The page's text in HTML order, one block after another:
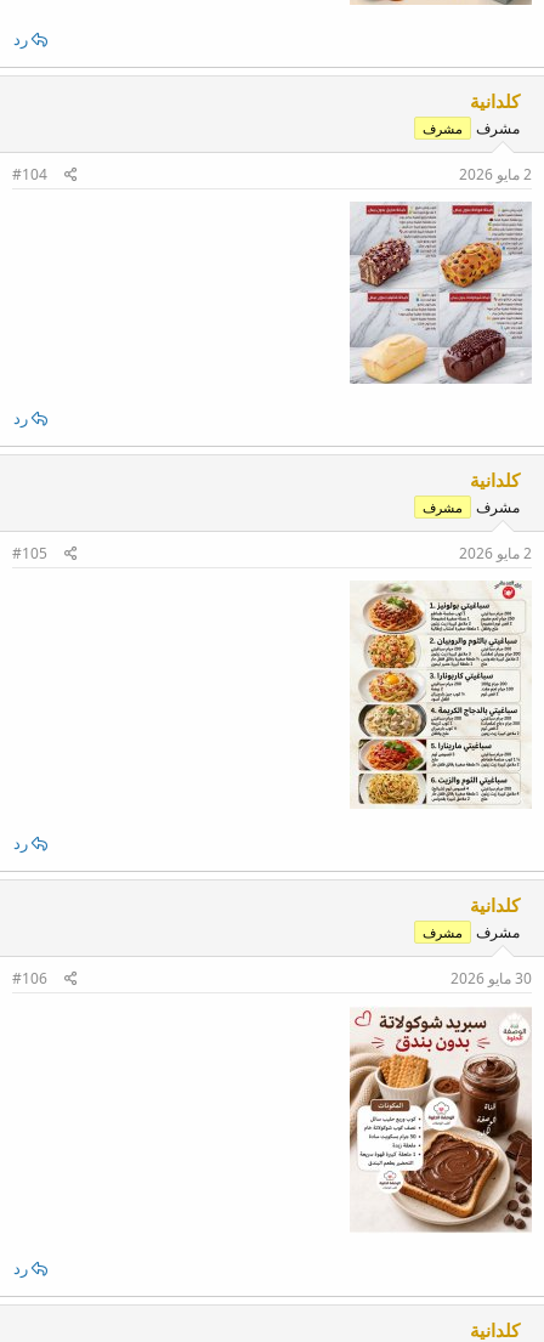
رد
كلدانية
مشرف مشرف
2 مايو 2026 #104
رد
كلدانية
مشرف مشرف
2 مايو 2026 #105
رد
كلدانية
مشرف مشرف
30 مايو 2026 #106
رد
كلدانية